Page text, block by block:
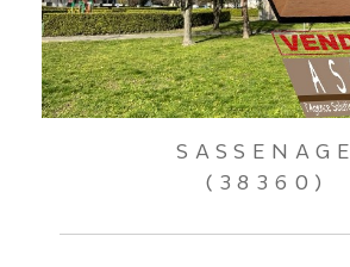
SASSENAGE
(38360)